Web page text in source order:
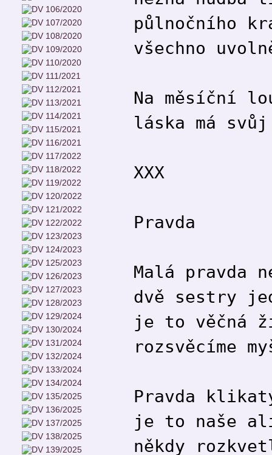
půlnočního
všechno
Na měsíční
láska má
XXX
Pravda
Malá pravda
dvě sestry
je to věčná
rozsvěcíme
Pravda
je to naše
někdy